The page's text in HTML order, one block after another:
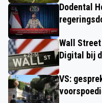
Dodental
Wall
Digital bij
VS: